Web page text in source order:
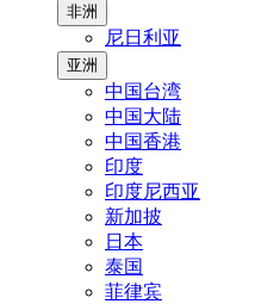
非洲
尼日利亚
亚洲
中国台湾
中国大陆
中国香港
印度
印度尼西亚
新加披
日本
泰国
菲律宾